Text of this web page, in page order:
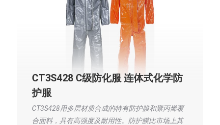
CT3S428 C级防化服 连体式化学防
护服
CT3S428用多层材质合成的特有防护膜和聚丙烯覆
合面料，具有高强度及耐用性。防护膜比市场上其